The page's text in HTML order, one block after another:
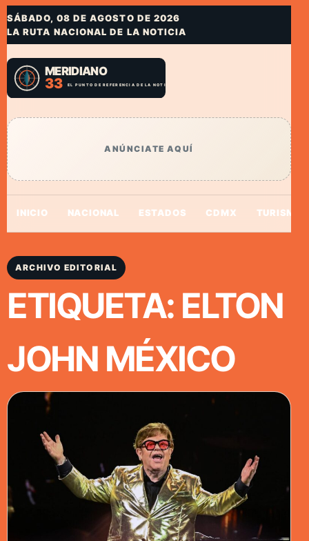
SÁBADO, 08 DE AGOSTO DE 2026
LA RUTA NACIONAL DE LA NOTICIA
ANÚNCIATE AQUÍ
INICIO NACIONAL ESTADOS CDMX TURISMO
ARCHIVO EDITORIAL
ETIQUETA: ELTON
JOHN MÉXICO